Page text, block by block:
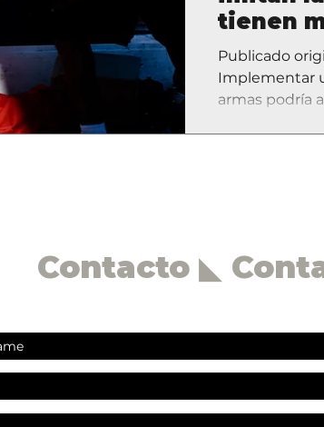
tienen
clase
Publicado
Implementar
armas podría
Contacto ◣